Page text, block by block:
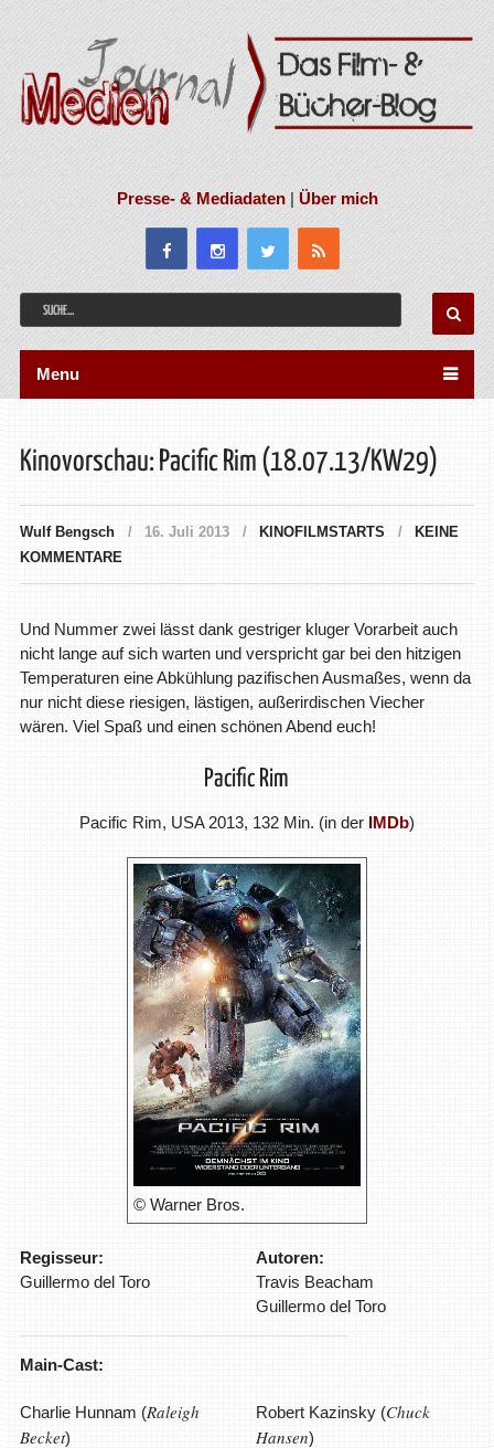
Presse- & Mediadaten|Über mich
Menu
Kinovorschau: Pacific Rim (18.07.13/KW29)
Wulf Bengsch 16. Juli 2013 KINOFILMSTARTS
KEINE
KOMMENTARE
Und Nummer zwei lässt dank gestriger kluger Vorarbeit auch
nicht lange auf sich warten und verspricht gar bei den hitzigen
Temperaturen eine Abkühlung pazifischen Ausmaßes, wenn da
nur nicht diese riesigen, lästigen, außerirdischen Viecher
wären. Viel Spaß und einen schönen Abend euch!
Pacific Rim
Pacific Rim, USA 2013, 132 Min. (in der IMDb)
© Warner Bros.
Regisseur:
Guillermo del Toro
Autoren:
Travis Beacham
Guillermo del Toro
Main-Cast:
Charlie Hunnam (Raleigh
Becket)
Robert Kazinsky (Chuck
Hansen)